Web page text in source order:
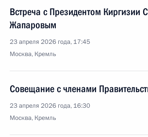
Встреча с Президентом Киргизии
Жапаровым
23 апреля 2026 года, 17:45
Москва, Кремль
Совещание с членами
23 апреля 2026 года, 16:30
Москва, Кремль